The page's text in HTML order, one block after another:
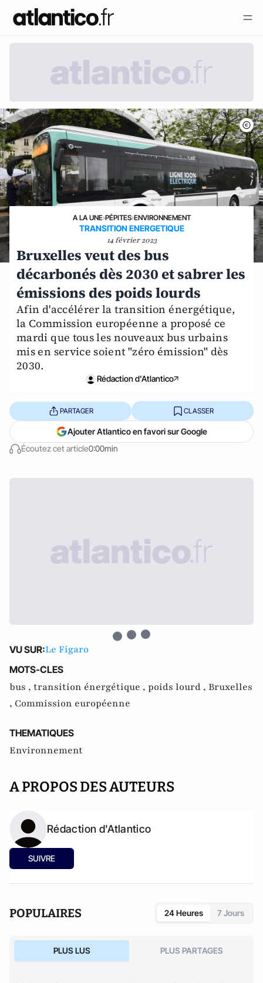
A LA UNE›PÉPITES›ENVIRONNEMENT
TRANSITION ENERGETIQUE
14 février 2023
Bruxelles veut des bus
décarbonés dès 2030 et sabrer les
émissions des poids lourds
Afin d'accélérer la transition énergétique,
la Commission européenne a proposé ce
mardi que tous les nouveaux bus urbains
mis en service soient "zéro émission" dès
2030.
Rédaction d'Atlantico
Écoutez cet article0:00min
PARTAGER CLASSER
Ajouter Atlantico en favori sur Google
VU SUR:Le Figaro
MOTS-CLES
bus , transition énergétique , poids lourd , Bruxelles
, Commission européenne
THEMATIQUES
Environnement
A PROPOS DES AUTEURS
Rédaction d'Atlantico
SUIVRE
POPULAIRES 24 Heures 7 Jours
PLUS LUS PLUS PARTAGES